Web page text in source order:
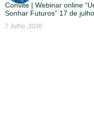
Convite | Webinar online
Sonhar Futuros” 17 de
7 Julho, 2026